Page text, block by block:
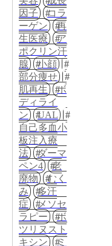
因子
コラ
ーゲン
再
生医療
ア
ポクリン汗
腺
小顔
部分痩せ
肌再生
ボ
ディライ
ン
UAL
自己多血小
板注入療
法
ダーマ
ペン4
老
廃物
むく
み
多汗
症
メソセ
ラピー
ボ
ツリヌスト
キシン
ミ